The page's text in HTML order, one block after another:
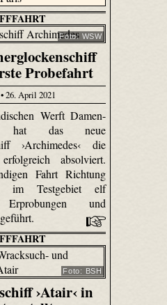
Foto: WSW
Probefahrt
26. April 2021
Werft Damen-
hat das neue
›Archimedes‹ die
absolviert.
Fahrt Richtung
im Testgebiet elf
Erprobungen und
Foto: BSH
›Atair‹ in